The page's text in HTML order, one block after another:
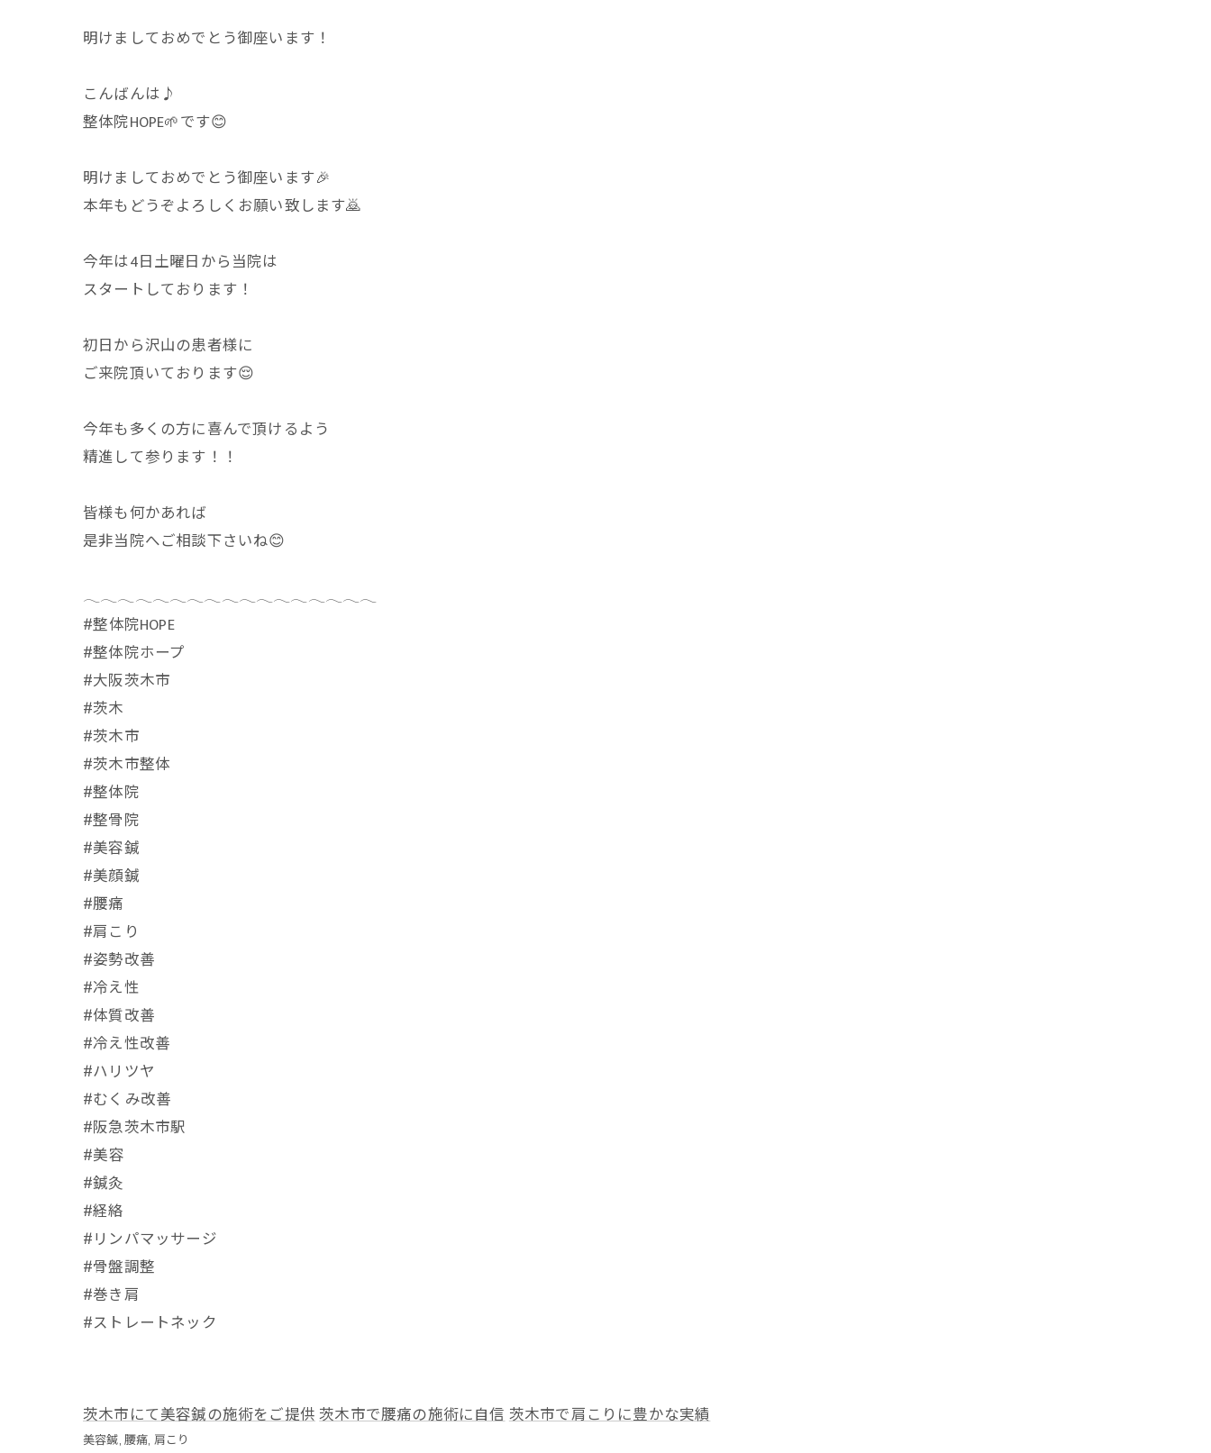
明けましておめでとう御座います！
こんばんは♪
整体院HOPE🌱です😊
明けましておめでとう御座います🎉
本年もどうぞよろしくお願い致します🙇
今年は4日土曜日から当院は
スタートしております！
初日から沢山の患者様に
ご来院頂いております😌
今年も多くの方に喜んで頂けるよう
精進して参ります！！
皆様も何かあれば
是非当院へご相談下さいね😊
𓂃𓂃𓂃𓂃𓂃𓂃𓂃𓂃𓂃𓂃𓂃𓂃𓂃𓂃𓂃𓂃𓂃
⁡#整体院HOPE
#整体院ホープ
#大阪茨木市
#茨木
#茨木市
#茨木市整体
#整体院
#整骨院
#美容鍼
#美顔鍼
#腰痛
#肩こり
#姿勢改善
#冷え性
#体質改善
#冷え性改善
#ハリツヤ
#むくみ改善
#阪急茨木市駅
⁡#美容
#鍼灸
#経絡
#リンパマッサージ
#骨盤調整
#巻き肩
#ストレートネック
茨木市にて美容鍼の施術をご提供茨木市で腰痛の施術に自信茨木市で肩こりに豊かな実績
美容鍼 腰痛 肩こり